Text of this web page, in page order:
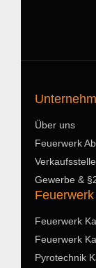
Über uns
Feuerwerk
Gewerbe &
Feuerwerk
Feuerwerk
Pyrotechnik